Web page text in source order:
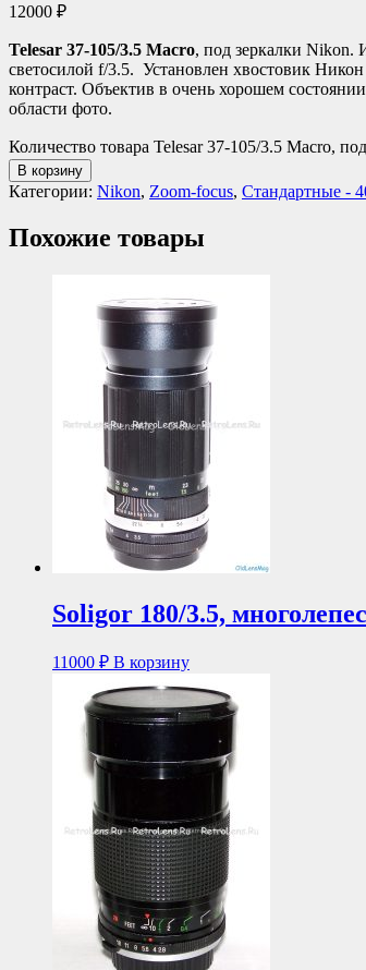
12000 ₽
Telesar 37-105/3.5 Macro, под зеркалки Nikon.
светосилой f/3.5. Установлен хвостовик
контраст. Объектив в очень хорошем
области фото.
Количество товара Telesar 37-105/3.5 Macro,
В корзину
Категории: Nikon, Zoom-focus, Стандартные -
Похожие товары
Soligor 180/3.5,
11000 ₽ В корзину